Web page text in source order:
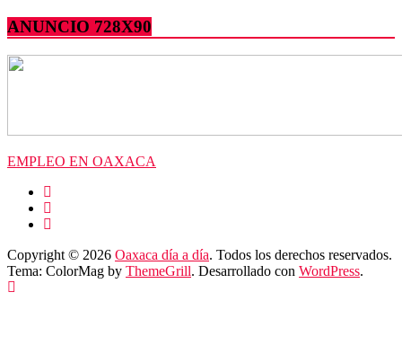
ANUNCIO 728X90
EMPLEO EN OAXACA
Copyright © 2026 Oaxaca día a día. Todos los derechos reservados.
Tema: ColorMag by ThemeGrill. Desarrollado con WordPress.